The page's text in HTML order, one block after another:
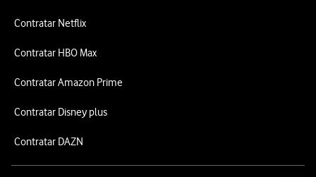
Contratar Netflix
Contratar HBO Max
Contratar Amazon Prime
Contratar Disney plus
Contratar DAZN